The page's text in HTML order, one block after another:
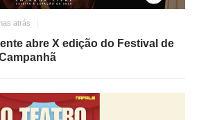
atrás
abre X edição do Festival de